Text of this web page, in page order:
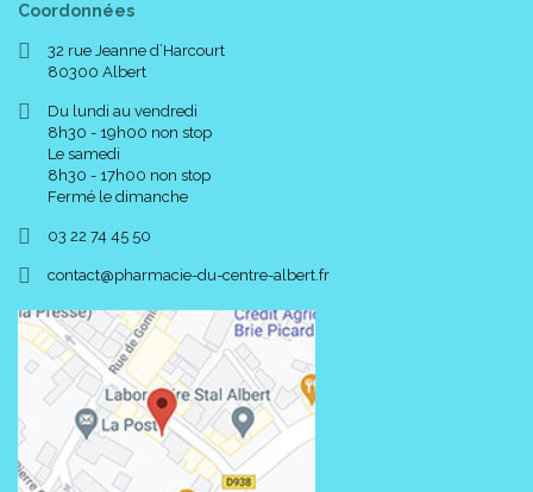
Coordonnées
32 rue Jeanne d’Harcourt
80300 Albert
Du lundi au vendredi
8h30 - 19h00 non stop
Le samedi
8h30 - 17h00 non stop
Fermé le dimanche
03 22 74 45 50
contact-
@-
pharmacie-du-centre-albert.fr